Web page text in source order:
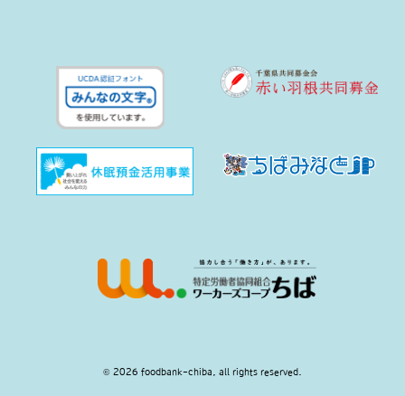
© 2026 foodbank-chiba, all rights reserved.